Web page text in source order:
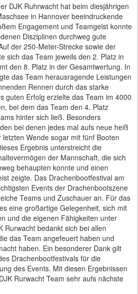
DJK Ruhrwacht hat beim diesjährigen
in Hannover beeindruckende
Engagement und Teamgeist konnte
Disziplinen durchweg gute
der 250-Meter-Strecke sowie der
sich das Team jeweils den 2. Platz in
den 8. Platz in der Gesamtwertung. In
das Team herausragende Leistungen
Rennen durch das starke
guten Erfolg erzielte das Team im 4000
bei dem das Team den 4. Platz
hinter sich ließ. Besonders
bei denen jedes mal aufs neue heiß
Wende sogar mit fünf Booten
Ergebnis unterstreicht die
der Mannschaft, die sich
behaupten konnte und einen
zeigte. Das Drachenbootfestival am
Events der Drachenbootszene
Teams und Zuschauer an. Für das
eine großartige Gelegenheit, sich mit
und die eigenen Fähigkeiten unter
Rurwacht bedankt sich bei allen
das Team angefeuert haben und
haben. Ein besonderer Dank gilt
Drachenbootfestivals für die
des Events. Mit diesen Ergebnissen
Rurwacht Team sehr aufs nächste